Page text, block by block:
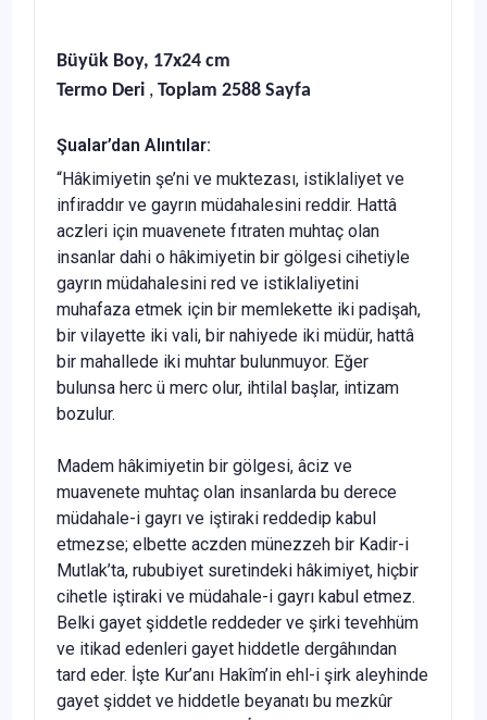
Büyük Boy, 17x24 cm
Termo Deri , Toplam 2588 Sayfa
Şualar’dan Alıntılar:
“Hâkimiyetin şe’ni ve muktezası, istiklaliyet ve
infiraddır ve gayrın müdahalesini reddir. Hattâ
aczleri için muavenete fıtraten muhtaç olan
insanlar dahi o hâkimiyetin bir gölgesi cihetiyle
gayrın müdahalesini red ve istiklaliyetini
muhafaza etmek için bir memlekette iki padişah,
bir vilayette iki vali, bir nahiyede iki müdür, hattâ
bir mahallede iki muhtar bulunmuyor. Eğer
bulunsa herc ü merc olur, ihtilal başlar, intizam
bozulur.
Madem hâkimiyetin bir gölgesi, âciz ve
muavenete muhtaç olan insanlarda bu derece
müdahale-i gayrı ve iştiraki reddedip kabul
etmezse; elbette aczden münezzeh bir Kadir-i
Mutlak’ta, rububiyet suretindeki hâkimiyet, hiçbir
cihetle iştiraki ve müdahale-i gayrı kabul etmez.
Belki gayet şiddetle reddeder ve şirki tevehhüm
ve itikad edenleri gayet hiddetle dergâhından
tard eder. İşte Kur’anı Hakîm’in ehl-i şirk aleyhinde
gayet şiddet ve hiddetle beyanatı bu mezkûr